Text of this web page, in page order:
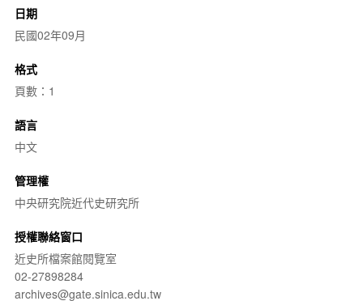
日期
民國02年09月
格式
頁數：1
語言
中文
管理權
中央研究院近代史研究所
授權聯絡窗口
近史所檔案館閱覽室
02-27898284
archives@gate.sinica.edu.tw